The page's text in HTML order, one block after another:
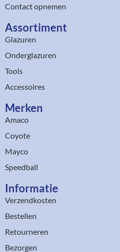
Contact opnemen
Assortiment​
Glazuren
Onderglazuren
Tools
Accessoires
Merken
Amaco
Coyote
Mayco
Speedball
Informatie
Verzendkosten
Bestellen
Retourneren
Bezorgen